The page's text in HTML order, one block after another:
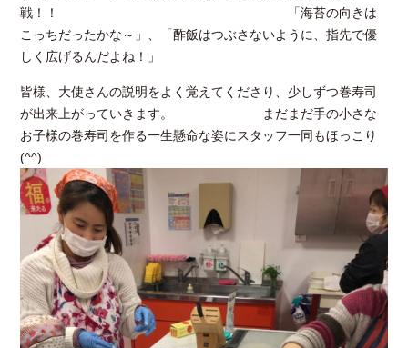
戦！！ 「海苔の向きは
こっちだったかな～」、「酢飯はつぶさないように、指先で優
しく広げるんだよね！」
皆様、大使さんの説明をよく覚えてくださり、少しずつ巻寿司
が出来上がっていきます。 まだまだ手の小さな
お子様の巻寿司を作る一生懸命な姿にスタッフ一同もほっこり
(^^)